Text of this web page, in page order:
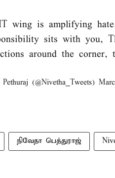
wing is amplifying
sits with you,
around the
(@Nivetha_Tweets)
நிவேதா பெத்துராஜ்